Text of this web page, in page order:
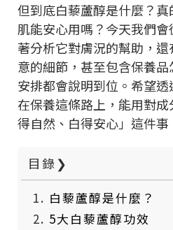
但到底白藜蘆醇是什麼？
肌能安心用嗎？今天我們
著分析它對膚況的幫助，
意的細節，甚至包含保養
安排都會說明到位。希望
在保養這條路上，能用對
得自然、白得安心」這件事
目錄❯
白藜蘆醇是什麼？
5大白藜蘆醇功效